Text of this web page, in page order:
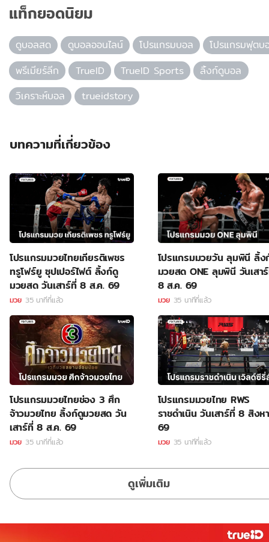
แท็กยอดนิยม
ดูบอลสด ดูบอลออนไลน์ โปรแกรมบอล
โปรแกรมฟุตบ
พรีเมียร์ลีก
TrueID TrueID Sports
ลิ้งก์ดูบอล
วิเคราะห์บอล
trueidstory
บทความที่เกี่ยวข้อง
โปรแกรมมวยไทยเกียรติเพชร
ทรูโฟร์ยู ซุปเปอร์ไฟต์ ลิ้งก์ดู
มวยสด วันเสาร์ที่ 8 ส.ค. 69
มวย 35 นาทีที่แล้ว
โปรแกรมมวยวัน ลุมพินี ลิ้ง
มวยสด ONE ลุมพินี วันเสา
8 ส.ค. 69
มวย 35 นาทีที่แล้ว
โปรแกรมมวยไทยช่อง 3 ศึก
จ้าวมวยไทย ลิ้งก์ดูมวยสด วัน
เสาร์ที่ 8 ส.ค. 69
มวย 35 นาทีที่แล้ว
โปรแกรมมวยไทย RWS
ราชดำเนิน วันเสาร์ที่ 8 สิงห
69
มวย 35 นาทีที่แล้ว
ดูเพิ่มเติม